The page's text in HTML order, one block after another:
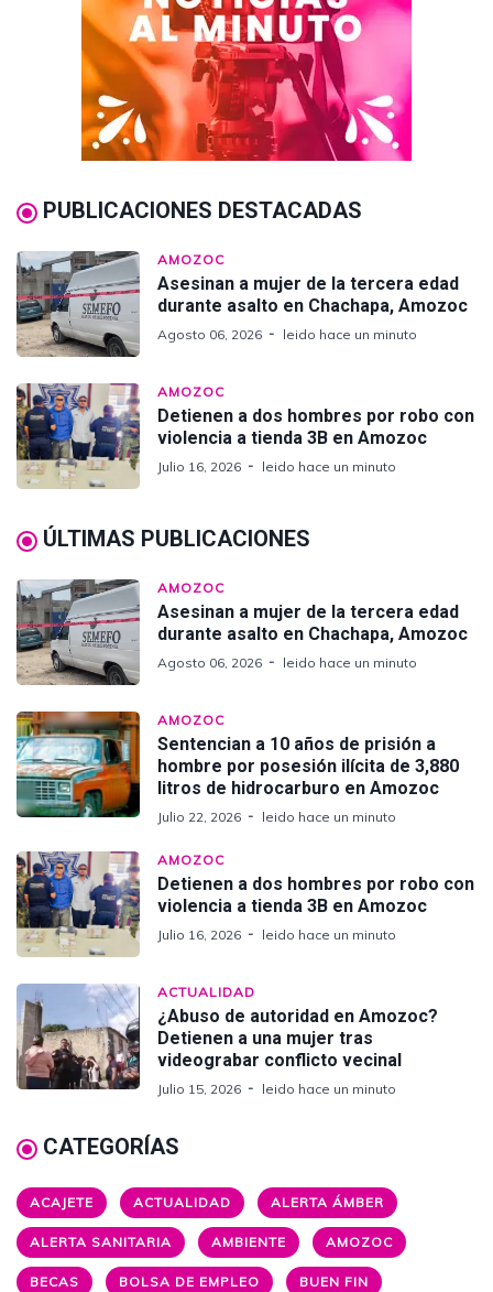
PUBLICACIONES DESTACADAS
AMOZOC
Asesinan a mujer de la tercera edad
durante asalto en Chachapa, Amozoc
Agosto 06, 2026 leido hace un minuto
AMOZOC
Detienen a dos hombres por robo con
violencia a tienda 3B en Amozoc
Julio 16, 2026 leido hace un minuto
ÚLTIMAS PUBLICACIONES
AMOZOC
Asesinan a mujer de la tercera edad
durante asalto en Chachapa, Amozoc
Agosto 06, 2026 leido hace un minuto
AMOZOC
Sentencian a 10 años de prisión a
hombre por posesión ilícita de 3,880
litros de hidrocarburo en Amozoc
Julio 22, 2026 leido hace un minuto
AMOZOC
Detienen a dos hombres por robo con
violencia a tienda 3B en Amozoc
Julio 16, 2026 leido hace un minuto
ACTUALIDAD
¿Abuso de autoridad en Amozoc?
Detienen a una mujer tras
videograbar conflicto vecinal
Julio 15, 2026 leido hace un minuto
CATEGORÍAS
ACAJETE ACTUALIDAD ALERTA ÁMBER
ALERTA SANITARIA AMBIENTE AMOZOC
BECAS BOLSA DE EMPLEO BUEN FIN